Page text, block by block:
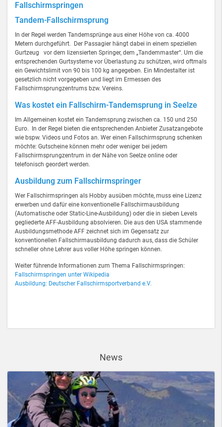
Fallschirmspringen
Tandem-Fallschirmsprung
In der Regel werden Tandemsprünge aus einer Höhe von ca. 4000
Metern durchgeführt. Der Passagier hängt dabei in einem speziellen
Gurtzeug vor dem lizensierten Springer, dem „Tandemmaster“. Um die
entsprechenden Gurtsysteme vor Überlastung zu schützen, wird oftmals
ein Gewichtslimit von 90 bis 100 kg angegeben. Ein Mindestalter ist
gesetzlich nicht vorgegeben und liegt im Ermessen des
Fallschirmsprungzentrums bzw. Vereins.
Was kostet ein Fallschirm-Tandemsprung in Seelze
Im Allgemeinen kostet ein Tandemsprung zwischen ca. 150 und 250
Euro. In der Regel bieten die entsprechenden Anbieter Zusatzangebote
wie bspw. Videos und Fotos an. Wer einen Fallschirmsprung schenken
möchte: Gutscheine können mehr oder weniger bei jedem
Fallschirmsprungzentrum in der Nähe von Seelze online oder
telefonisch geordert werden.
Ausbildung zum Fallschirmspringer
Wer Fallschirmspringen als Hobby ausüben möchte, muss eine Lizenz
erwerben und dafür eine konventionelle Fallschirmausbildung
(Automatische oder Static-Line-Ausbildung) oder die in sieben Levels
gegliederte AFF-Ausbildung absolvieren. Die aus den USA stammende
Ausbildungsmethode AFF zeichnet sich im Gegensatz zur
konventionellen Fallschirmausbildung dadurch aus, dass die Schüler
schneller ohne Lehrer aus voller Höhe springen können.
Weiter führende Informationen zum Thema Fallschirmspringen:
Fallschirmspringen unter Wikipedia
Ausbildung: Deutscher Fallschirmsportverband e.V.
News